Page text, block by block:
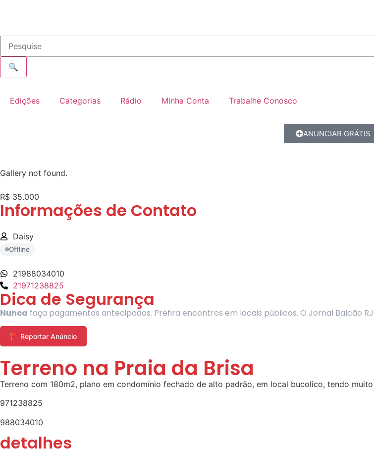
🔍
Edições Categorias Rádio Minha Conta Trabalhe Conosco
ANUNCIAR GRÁTIS
Gallery not found.
R$ 35.000
Informações de Contato
Daisy
Offline
21988034010
21971238825
Dica de Segurança
Nunca faça pagamentos antecipados. Prefira encontros em locais públicos. O Jornal Balcão
🚩 Reportar Anúncio
Terreno na Praia da Brisa
Terreno com 180m2, plano em condomínio fechado de alto padrão, em local bucolico, tendo
971238825
988034010
detalhes